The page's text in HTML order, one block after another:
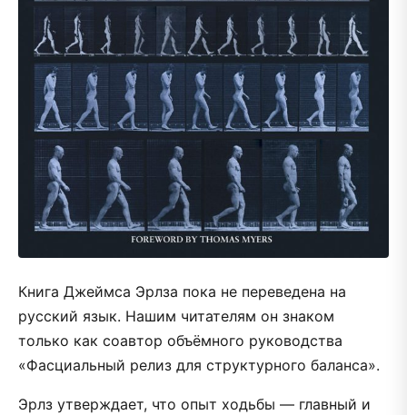
Книга Джеймса Эрлза пока не переведена на
русский язык. Нашим читателям он знаком
только как соавтор объёмного руководства
«Фасциальный релиз для структурного баланса».
Эрлз утверждает, что опыт ходьбы — главный и